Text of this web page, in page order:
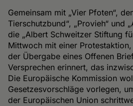
Gemeinsam mit „Vier Pfoten“,
Tierschutzbund“, „Provieh“ und
die „Albert Schweitzer Stiftung
Mittwoch mit einer
der Übergabe eines Offenen
Versprechen erinnert, das
Die Europäische Kommission
Gesetzesvorschläge vorlegen,
der Europäischen Union